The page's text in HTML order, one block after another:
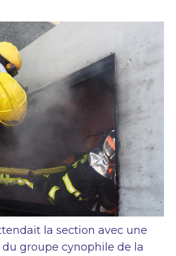
la section avec une
groupe cynophile de la